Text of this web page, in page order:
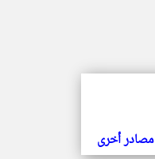
مصادر أخرى